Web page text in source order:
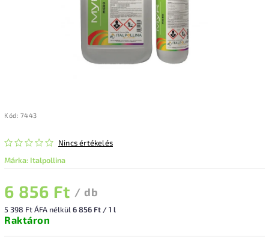
Kód: 7443
Nincs értékelés
Márka: Italpollina
6 856 Ft / db
5 398 Ft ÁFA nélkül 6 856 Ft / 1 l
Raktáron